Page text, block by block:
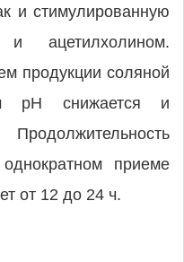
и стимулированную
и ацетилхолином.
продукции соляной
рН снижается и
приеме
от 12 до 24 ч.